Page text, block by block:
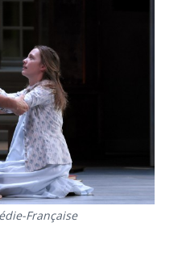
Française